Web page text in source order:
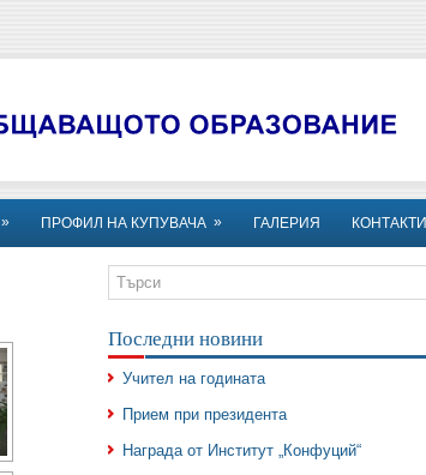
» ПРОФИЛ НА КУПУВАЧА » ГАЛЕРИЯ КОНТАКТИ
Последни новини
Учител на годината
Прием при президента
Награда от Институт „Конфуций“